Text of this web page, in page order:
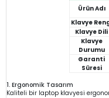
Ürün Adı
Klavye
Klavye Dili
Klavye
Durumu
Garanti
Süresi
1. Ergonomik Tasarım
Kaliteli bir laptop klavyesi